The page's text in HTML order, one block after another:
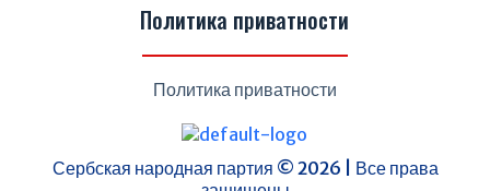
Политика приватности
Политика приватности
Сербская народная партия © 2026 | Все права